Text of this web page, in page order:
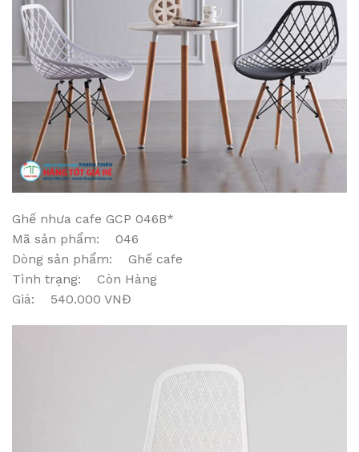
Ghế nhưa cafe GCP 046B*
Mã sản phẩm: 046
Dòng sản phẩm: Ghế cafe
Tình trạng: Còn Hàng
Giá: 540.000 VNĐ